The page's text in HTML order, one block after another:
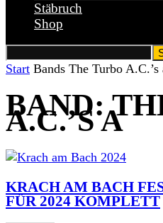
Stäbruch
Shop
Start Bands The Turbo A.C.’s
BAND:
A.C.’S A
KRACH AM BACH
FÜR 2024 KOMPLETT